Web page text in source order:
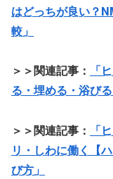
はどっちが良い？
較」
＞＞関連記事：
「
る・埋める・浴び
＞＞関連記事：
「
リ・しわに働く【
び方」